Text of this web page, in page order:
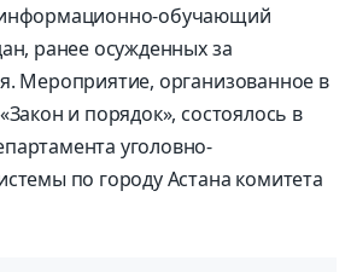
обучающий
ранее осужденных за
Мероприятие, организованное в
и порядок», состоялось в
уголовно-
по городу Астана комитета